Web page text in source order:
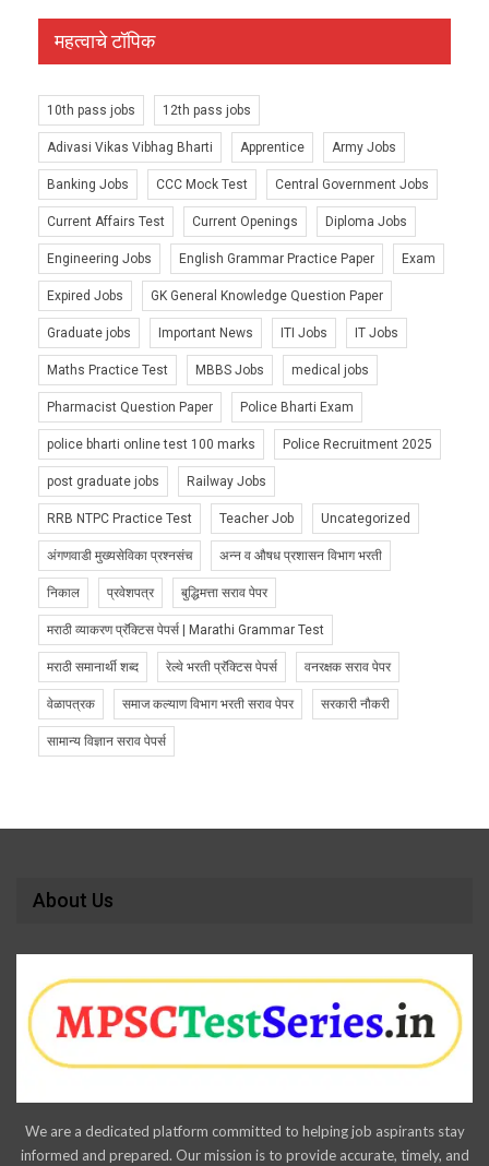
महत्वाचे टॉपिक
10th pass jobs 12th pass jobs
Adivasi Vikas Vibhag Bharti Apprentice Army Jobs
Banking Jobs CCC Mock Test Central Government Jobs
Current Affairs Test Current Openings Diploma Jobs
Engineering Jobs English Grammar Practice Paper Exam
Expired Jobs GK General Knowledge Question Paper
Graduate jobs Important News ITI Jobs IT Jobs
Maths Practice Test MBBS Jobs medical jobs
Pharmacist Question Paper Police Bharti Exam
police bharti online test 100 marks Police Recruitment 2025
post graduate jobs Railway Jobs
RRB NTPC Practice Test Teacher Job Uncategorized
अंगणवाडी मुख्यसेविका प्रश्नसंच अन्न व औषध प्रशासन विभाग भरती
निकाल प्रवेशपत्र बुद्धिमत्ता सराव पेपर
मराठी व्याकरण प्रॅक्टिस पेपर्स | Marathi Grammar Test
मराठी समानार्थी शब्द रेल्वे भरती प्रॅक्टिस पेपर्स वनरक्षक सराव पेपर
वेळापत्रक समाज कल्याण विभाग भरती सराव पेपर सरकारी नौकरी
सामान्य विज्ञान सराव पेपर्स
About Us
We are a dedicated platform committed to helping job aspirants stay
informed and prepared. Our mission is to provide accurate, timely, and